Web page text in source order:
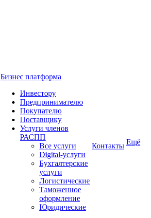
Бизнес платформа
Инвестору
Предпринимателю
Покупателю
Поставщику
Услуги членов
РАСПП
Все услуги
Digital-услуги
Бухгалтерские
услуги
Логистические
Таможенное
оформление
Юридические
Контакты Ещё